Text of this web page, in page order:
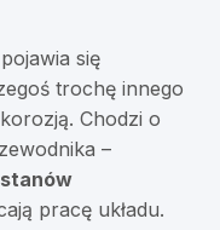
pojawia się
trochę innego
Chodzi o
–
stanów
pracę układu.